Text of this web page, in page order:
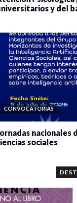
y del
CONVOCATORIAS
sociales